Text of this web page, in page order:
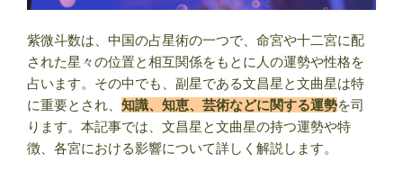
釈
と
は？”
の
紫微斗数は、中国の占星術の一つで、命宮や十二宮に配
された星々の位置と相互関係をもとに人の運勢や性格を
占います。その中でも、副星である文昌星と文曲星は特
に重要とされ、 知識、知恵、芸術などに関する運勢を司
ります。本記事では、文昌星と文曲星の持つ運勢や特
徴、各宮における影響について詳しく解説します。